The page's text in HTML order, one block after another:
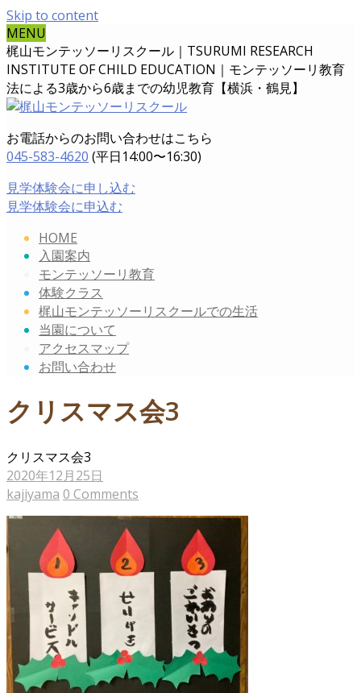
Skip to content
MENU
梶山モンテッソーリスクール｜TSURUMI RESEARCH
INSTITUTE OF CHILD EDUCATION｜ モンテッソーリ教育
法による3歳から6歳までの幼児教育【横浜・鶴見】
お電話からのお問い合わせはこちら
045-583-4620 (平日14:00〜16:30)
見学体験会に申し込む
見学体験会に申込む
HOME
入園案内
モンテッソーリ教育
体験クラス
梶山モンテッソーリスクールでの生活
当園について
アクセスマップ
お問い合わせ
クリスマス会3
クリスマス会3
2020年12月25日
kajiyama 0 Comments